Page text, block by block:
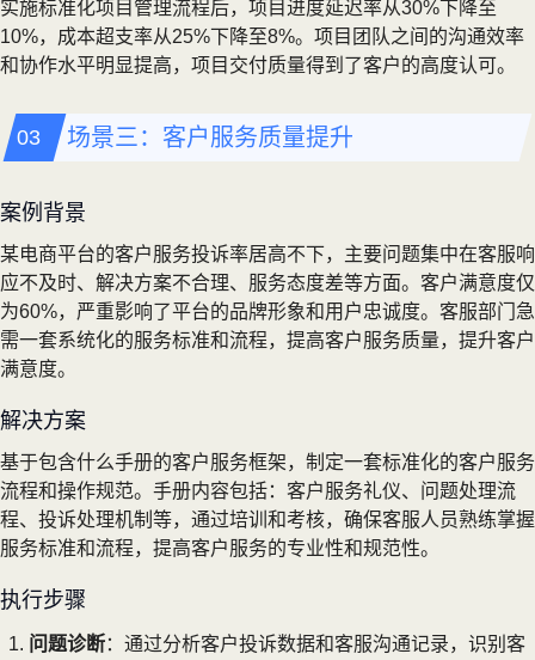
实施标准化项目管理流程后，项目进度延迟率从30%下降至
10%，成本超支率从25%下降至8%。项目团队之间的沟通效率
和协作水平明显提高，项目交付质量得到了客户的高度认可。
场景三：客户服务质量提升
案例背景
某电商平台的客户服务投诉率居高不下，主要问题集中在客服响
应不及时、解决方案不合理、服务态度差等方面。客户满意度仅
为60%，严重影响了平台的品牌形象和用户忠诚度。客服部门急
需一套系统化的服务标准和流程，提高客户服务质量，提升客户
满意度。
解决方案
基于包含什么手册的客户服务框架，制定一套标准化的客户服务
流程和操作规范。手册内容包括：客户服务礼仪、问题处理流
程、投诉处理机制等，通过培训和考核，确保客服人员熟练掌握
服务标准和流程，提高客户服务的专业性和规范性。
执行步骤
问题诊断：通过分析客户投诉数据和客服沟通记录，识别客